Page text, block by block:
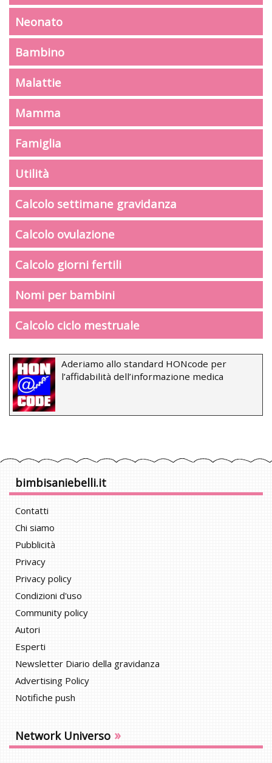
Neonato
Bambino
Malattie
Mamma
Famiglia
Utilità
Calcolo settimane gravidanza
Calcolo ovulazione
Calcolo giorni fertili
Nomi per bambini
Calcolo ciclo mestruale
Aderiamo allo standard HONcode per
l’affidabilità dell’informazione medica
bimbisaniebelli.it
Contatti
Chi siamo
Pubblicità
Privacy
Privacy policy
Condizioni d'uso
Community policy
Autori
Esperti
Newsletter Diario della gravidanza
Advertising Policy
Notifiche push
Network Universo »